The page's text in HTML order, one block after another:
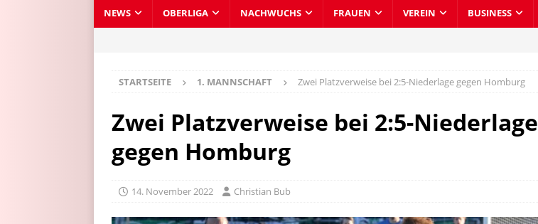
NEWS OBERLIGA NACHWUCHS FRAUEN VEREIN BUSINESS
STARTSEITE 1. MANNSCHAFT Zwei Platzverweise bei 2:5-Niederlage gegen Homburg
Zwei Platzverweise bei 2:5-Niederlage
gegen Homburg
14. November 2022 Christian Bub